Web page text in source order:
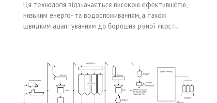
Ця технологія відзначається високою ефективністю,
низьким енерго- та водоспоживанням, а також
швидким адаптуванням до борошна різної якості.